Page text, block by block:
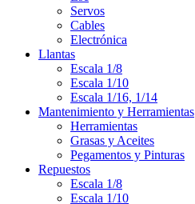
Servos
Cables
Electrónica
Llantas
Escala 1/8
Escala 1/10
Escala 1/16, 1/14
Mantenimiento y Herramientas
Herramientas
Grasas y Aceites
Pegamentos y Pinturas
Repuestos
Escala 1/8
Escala 1/10